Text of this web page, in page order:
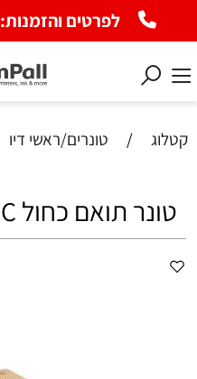
לפרטים והזמנות:
קטלוג / טונרים/ראשי דיו
‏טונר תואם כחול Kyocera TK5280C